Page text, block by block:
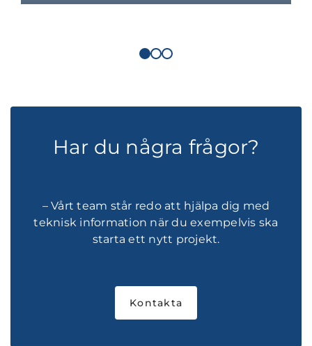
Har du några frågor?
– Vårt team står redo att hjälpa dig med
teknisk information när du exempelvis ska
starta ett nytt projekt.
Kontakta